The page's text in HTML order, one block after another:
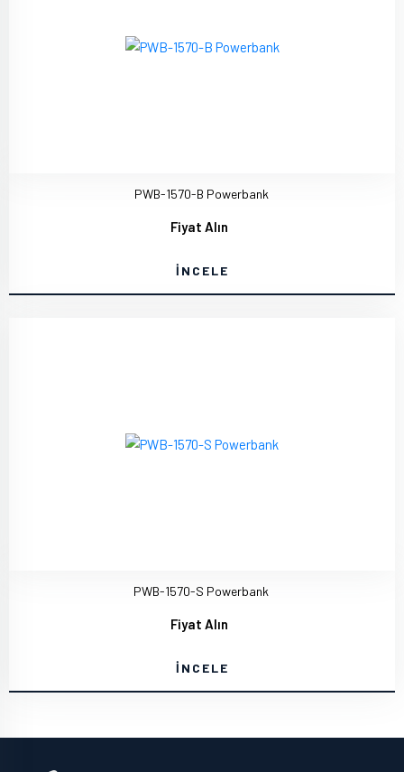
PWB-1570-B Powerbank
Fiyat Alın
İNCELE
PWB-1570-S Powerbank
Fiyat Alın
İNCELE